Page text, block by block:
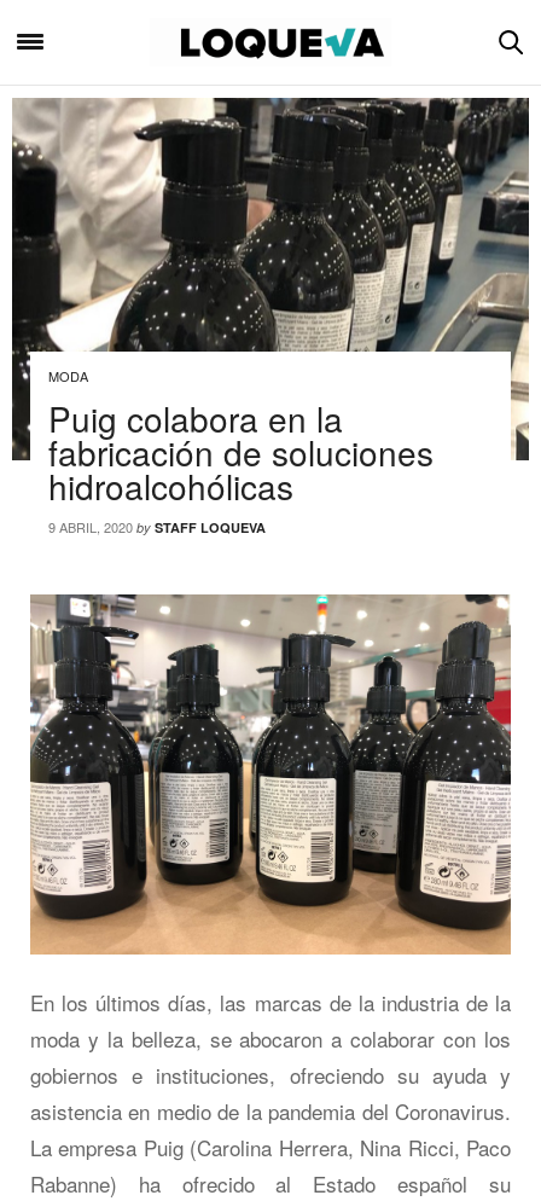
MODA
Puig colabora en la
fabricación de soluciones
hidroalcohólicas
9 ABRIL, 2020 by STAFF LOQUEVA
En los últimos días, las marcas de la industria de la
moda y la belleza, se abocaron a colaborar con los
gobiernos e instituciones, ofreciendo su ayuda y
asistencia en medio de la pandemia del Coronavirus.
La empresa Puig (Carolina Herrera, Nina Ricci, Paco
Rabanne) ha ofrecido al Estado español su